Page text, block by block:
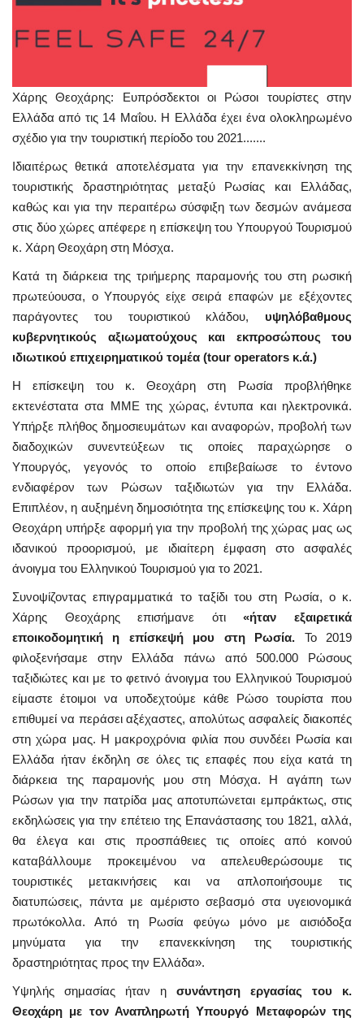
Χάρης Θεοχάρης: Ευπρόσδεκτοι οι Ρώσοι τουρίστες στην
Ελλάδα από τις 14 Μαΐου. Η Ελλάδα έχει ένα ολοκληρωμένο
σχέδιο για την τουριστική περίοδο του 2021.......
Ιδιαιτέρως θετικά αποτελέσματα για την επανεκκίνηση της
τουριστικής δραστηριότητας μεταξύ Ρωσίας και Ελλάδας,
καθώς και για την περαιτέρω σύσφιξη των δεσμών ανάμεσα
στις δύο χώρες απέφερε η επίσκεψη του Υπουργού Τουρισμού
κ. Χάρη Θεοχάρη στη Μόσχα.
Κατά τη διάρκεια της τριήμερης παραμονής του στη ρωσική
πρωτεύουσα, ο Υπουργός είχε σειρά επαφών με εξέχοντες
παράγοντες του τουριστικού κλάδου, υψηλόβαθμους
κυβερνητικούς αξιωματούχους και εκπροσώπους του
ιδιωτικού επιχειρηματικού τομέα (tour operators κ.ά.)
Η επίσκεψη του κ. Θεοχάρη στη Ρωσία προβλήθηκε
εκτενέστατα στα ΜΜΕ της χώρας, έντυπα και ηλεκτρονικά.
Υπήρξε πλήθος δημοσιευμάτων και αναφορών, προβολή των
διαδοχικών συνεντεύξεων τις οποίες παραχώρησε ο
Υπουργός, γεγονός το οποίο επιβεβαίωσε το έντονο
ενδιαφέρον των Ρώσων ταξιδιωτών για την Ελλάδα.
Επιπλέον, η αυξημένη δημοσιότητα της επίσκεψης του κ. Χάρη
Θεοχάρη υπήρξε αφορμή για την προβολή της χώρας μας ως
ιδανικού προορισμού, με ιδιαίτερη έμφαση στο ασφαλές
άνοιγμα του Ελληνικού Τουρισμού για το 2021.
Συνοψίζοντας επιγραμματικά το ταξίδι του στη Ρωσία, ο κ.
Χάρης Θεοχάρης επισήμανε ότι«ήταν εξαιρετικά
εποικοδομητική η επίσκεψή μου στη Ρωσία. Το 2019
φιλοξενήσαμε στην Ελλάδα πάνω από 500.000 Ρώσους
ταξιδιώτες και με το φετινό άνοιγμα του Ελληνικού Τουρισμού
είμαστε έτοιμοι να υποδεχτούμε κάθε Ρώσο τουρίστα που
επιθυμεί να περάσει αξέχαστες, απολύτως ασφαλείς διακοπές
στη χώρα μας. Η μακροχρόνια φιλία που συνδέει Ρωσία και
Ελλάδα ήταν έκδηλη σε όλες τις επαφές που είχα κατά τη
διάρκεια της παραμονής μου στη Μόσχα. Η αγάπη των
Ρώσων για την πατρίδα μας αποτυπώνεται εμπράκτως, στις
εκδηλώσεις για την επέτειο της Επανάστασης του 1821, αλλά,
θα έλεγα και στις προσπάθειες τις οποίες από κοινού
καταβάλλουμε προκειμένου να απελευθερώσουμε τις
τουριστικές μετακινήσεις και να απλοποιήσουμε τις
διατυπώσεις, πάντα με αμέριστο σεβασμό στα υγειονομικά
πρωτόκολλα. Από τη Ρωσία φεύγω μόνο με αισιόδοξα
μηνύματα για την επανεκκίνηση της τουριστικής
δραστηριότητας προς την Ελλάδα».
Υψηλής σημασίας ήταν η συνάντηση εργασίας του κ.
Θεοχάρη με τον Αναπληρωτή Υπουργό Μεταφορών της